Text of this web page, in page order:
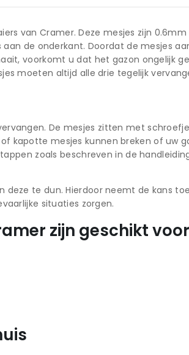
van Cramer. Deze mesjes zijn
de onderkant. Doordat de mesjes
voorkomt u dat het gazon ongelijk
moeten altijd alle drie tegelijk
De mesjes zitten met
kapotte mesjes kunnen breken of uw
zoals beschreven in de
deze te dun. Hierdoor neemt de kans
situaties zorgen.
zijn geschikt